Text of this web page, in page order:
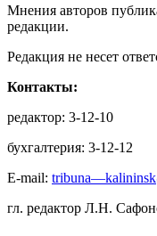
Мнения авторов
редакции.
Редакция не несет
Контакты:
редактор: 3-12-10
бухгалтерия: 3-12-12
E-mail:
гл. редактор Л.Н.